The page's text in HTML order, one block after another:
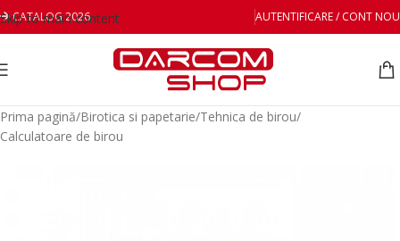
Skip to main content
CATALOG 2026 AUTENTIFICARE / CONT NOU
Prima pagină/Birotica si papetarie/Tehnica de birou/
Calculatoare de birou